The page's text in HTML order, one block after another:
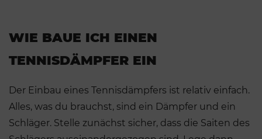
WIE BAUE ICH EINEN
TENNISDÄMPFER EIN
Der Einbau eines Tennisdämpfers ist relativ einfach.
Alles, was du brauchst, sind ein Dämpfer und ein
Schläger. Stelle zunächst sicher, dass die Saiten des